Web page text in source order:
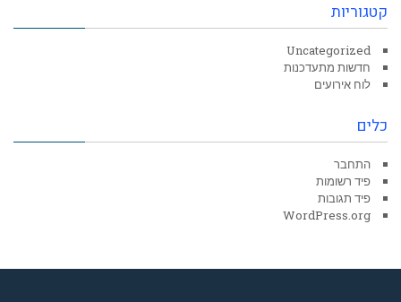
קטגוריות
Uncategorized
חדשות מתעדכנות
לוח אירועים
כלים
התחבר
פיד רשומות
פיד תגובות
WordPress.org